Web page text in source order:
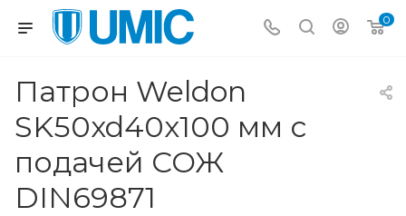
0
Патрон Weldon
SK50xd40x100 мм с
подачей СОЖ
DIN69871